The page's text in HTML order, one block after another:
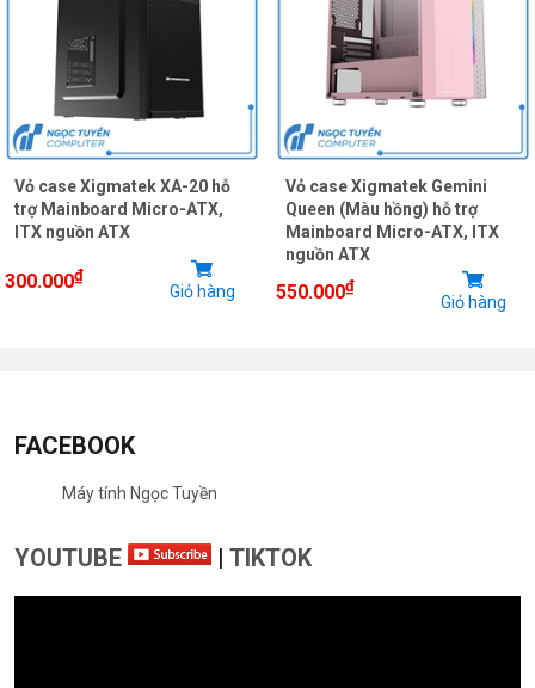
Vỏ case Xigmatek XA-20 hỗ
trợ Mainboard Micro-ATX,
ITX nguồn ATX
300.000₫
Giỏ hàng
Vỏ case Xigmatek Gemini
Queen (Màu hồng) hỗ trợ
Mainboard Micro-ATX, ITX
nguồn ATX
550.000₫
Giỏ hàng
FACEBOOK
Máy tính Ngọc Tuyền
YOUTUBE | TIKTOK